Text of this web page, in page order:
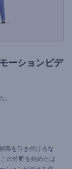
ーションビデ
。
客を引き付けるな
の分野を始めたば